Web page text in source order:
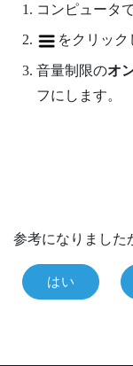
コンピュータ
をクリック
音量制限のオ
フにします。
参考になりました
はい